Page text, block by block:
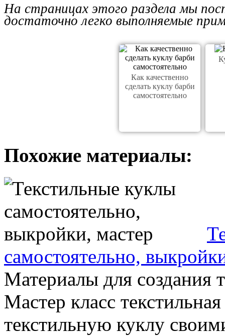
На страницах этого раздела мы
достаточно легко выполняемые
Как качественно
сделать куклу барби
самостоятельно
Похожие материалы:
самостоятельно,
Материалы для создания
Мастер класс
текстильную куклу